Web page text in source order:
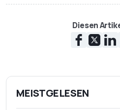
Diesen
MEISTGELESEN